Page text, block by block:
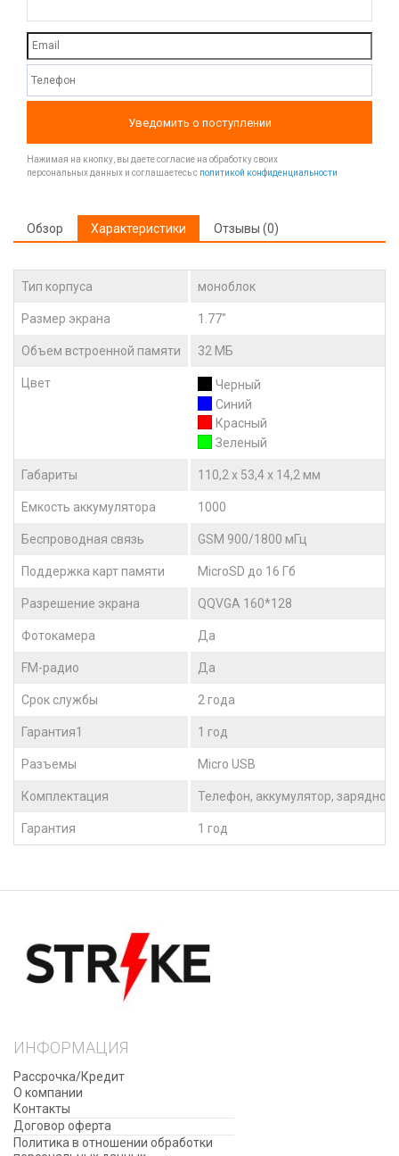
Уведомить о поступлении
Нажимая на кнопку, вы даете согласие на обработку своих
персональных данных и соглашаетесь с политикой конфиденциальности
Обзор Характеристики Отзывы (0)
Тип корпуса моноблок
Размер экрана 1.77"
Объем встроенной памяти 32 МБ
Цвет
Черный
Синий
Красный
Зеленый
Габариты 110,2 х 53,4 х 14,2 мм
Емкость аккумулятора 1000
Беспроводная связь GSM 900/1800 мГц
Поддержка карт памяти MicroSD до 16 Гб
Разрешение экрана QQVGA 160*128
Фотокамера Да
FM-радио Да
Срок службы 2 года
Гарантия1 1 год
Разъемы Micro USB
Комплектация Телефон, аккумулятор, зарядное
Гарантия 1 год
ИНФОРМАЦИЯ
Рассрочка/Кредит
О компании
Контакты
Договор оферта
​Политика в отношении обработки